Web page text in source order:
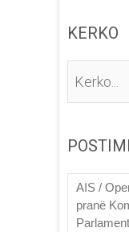
KERKO
AIS /
pranë